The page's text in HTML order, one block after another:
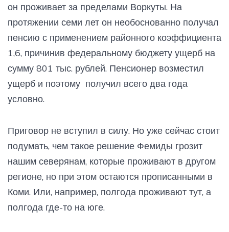
он проживает за пределами Воркуты. На
протяжении семи лет он необоснованно получал
пенсию с применением районного коэффициента
1,6, причинив федеральному бюджету ущерб на
сумму 801 тыс. рублей. Пенсионер возместил
ущерб и поэтому получил всего два года
условно.
Приговор не вступил в силу. Но уже сейчас стоит
подумать, чем такое решение Фемиды грозит
нашим северянам, которые проживают в другом
регионе, но при этом остаются прописанными в
Коми. Или, например, полгода проживают тут, а
полгода где-то на юге.